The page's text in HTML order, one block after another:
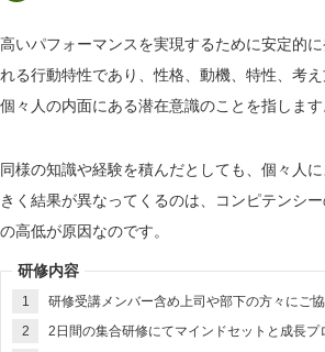
高いパフォーマンスを実現するために安定的に
れる行動特性であり、性格、動機、特性、考
個々人の内面にある潜在意識のことを指します
同様の知識や経験を積んだとしても、個々人
きく結果が異なってくるのは、コンピテンシー
の高低が原因なのです。
研修内容
1
研修受講メンバー含め上司や部下の方々にご
2
2日間の集合研修にてマインドセットと成長プ